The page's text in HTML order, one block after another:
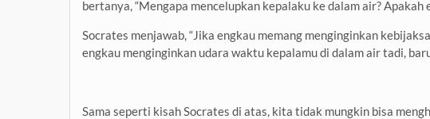
bertanya, “Mengapa mencelupkan kepalaku ke dalam air? Apakah
Socrates menjawab, “Jika engkau memang menginginkan
engkau menginginkan udara waktu kepalamu di dalam air tadi,
Sama seperti kisah Socrates di atas, kita tidak mungkin bisa